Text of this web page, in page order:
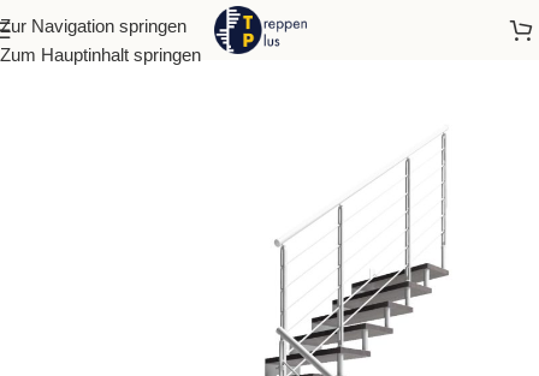
Zur Navigation springen
Zum Hauptinhalt springen
Start Wangentreppen